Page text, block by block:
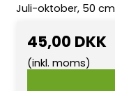
Juli-oktober, 50 cm
45,00 DKK
(inkl. moms)